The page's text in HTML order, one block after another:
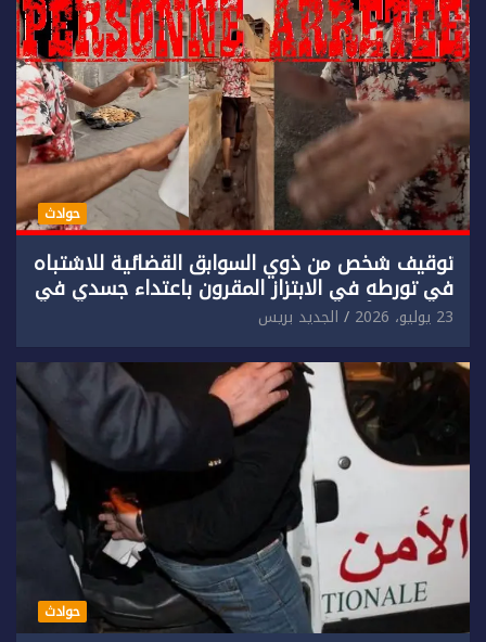
حوادث
توقيف شخص من ذوي السوابق القضائية للاشتباه
في تورطه في الابتزاز المقرون باعتداء جسدي في
حق سائح أجنبي.
23 يوليو، 2026 الجديد بريس
حوادث